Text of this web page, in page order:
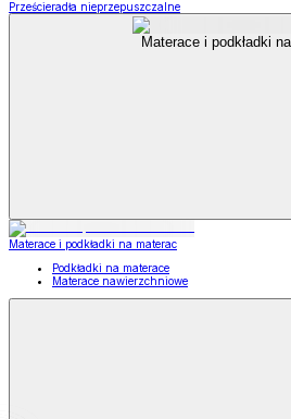
Prześcieradła nieprzepuszczalne
Materace i podkładki
Materace i podkładki na materac
Podkładki na materace
Materace nawierzchniowe